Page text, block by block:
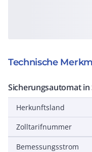
Technische
Sicherungsautomat
Herkunftsland
Zolltarifnummer
Bemessungsstrom